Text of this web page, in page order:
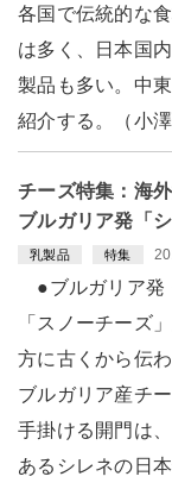
各国で伝統的な
は多く、日本国
製品も多い。中
紹介する。（小澤
チーズ特集：海
ブルガリア発「
乳製品 特集
●ブルガリア発
「スノーチー
方に古くから伝
ブルガリア産チ
手掛ける開門は
あるシレネの日